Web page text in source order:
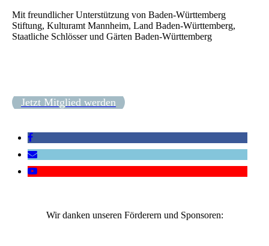
Mit freundlicher Unterstützung von Baden-Württemberg
Stiftung, Kulturamt Mannheim, Land Baden-Württemberg,
Staatliche Schlösser und Gärten Baden-Württemberg
Jetzt Mitglied werden
Wir danken unseren Förderern und Sponsoren: